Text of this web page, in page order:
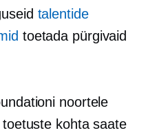
talentide
toetada pürgivaid
noortele
kohta saate